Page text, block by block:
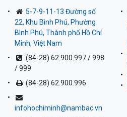
5-7-9-11-13 Đường số
22, Khu Bình Phú, Phường
Bình Phú, Thành phố Hồ Chí
Minh, Việt Nam
(84-28) 62.900.997 / 998
/ 999
(84-28) 62.900.996
infohochiminh@nambac.vn